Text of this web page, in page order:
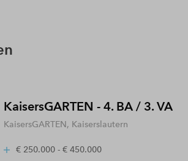
KaisersGARTEN - 4. BA / 3. VA
KaisersGARTEN, Kaiserslautern
€ 250.000 - € 450.000